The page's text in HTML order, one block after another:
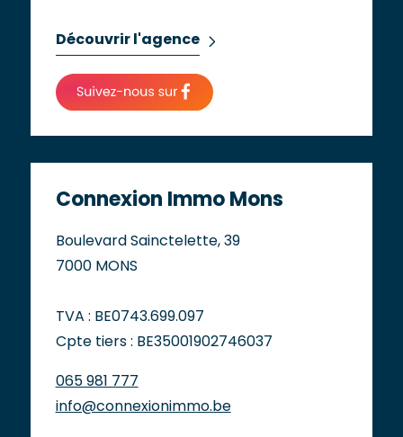
Découvrir l'agence
Connexion Immo Mons
Boulevard Sainctelette, 39
7000 MONS
TVA : BE0743.699.097
Cpte tiers : BE35001902746037
065 981 777
info@connexionimmo.be